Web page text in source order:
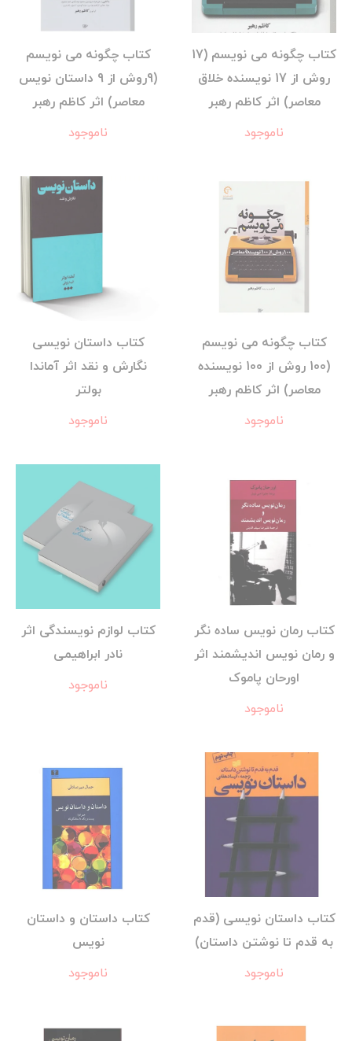
کتاب چگونه می نویسم (17
روش از 17 نویسنده خلاق
معاصر) اثر کاظم رهبر
ناموجود
کتاب چگونه می نویسم
(9روش از 9 داستان نویس
معاصر) اثر کاظم رهبر
ناموجود
کتاب چگونه می نویسم
(100 روش از 100 نویسنده
معاصر) اثر کاظم رهبر
ناموجود
کتاب داستان نویسی
نگارش و نقد اثر آماندا
بولتر
ناموجود
کتاب رمان نویس ساده نگر
و رمان نویس اندیشمند اثر
اورحان پاموک
ناموجود
کتاب لوازم نویسندگی اثر
نادر ابراهیمی
ناموجود
کتاب داستان نویسی (قدم
به قدم تا نوشتن داستان)
ناموجود
کتاب داستان و داستان
نویس
ناموجود